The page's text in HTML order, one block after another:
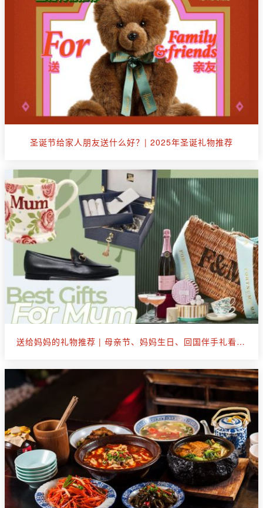
圣诞节给家人朋友送什么好？| 2025年圣诞礼物推荐
送给妈妈的礼物推荐 | 母亲节、妈妈生日、回国伴手礼看这篇就够了